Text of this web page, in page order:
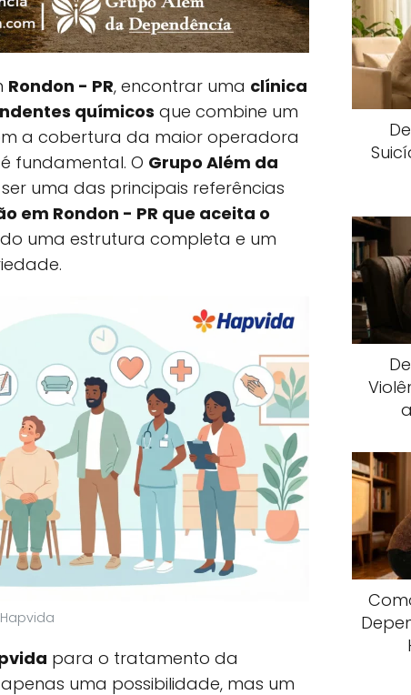
Rondon - PR, encontrar uma clínica
químicos que combine um
a cobertura da maior operadora
fundamental. O Grupo Além da
uma das principais referências
em Rondon - PR que aceita o
uma estrutura completa e um
para o tratamento da
uma possibilidade, mas um